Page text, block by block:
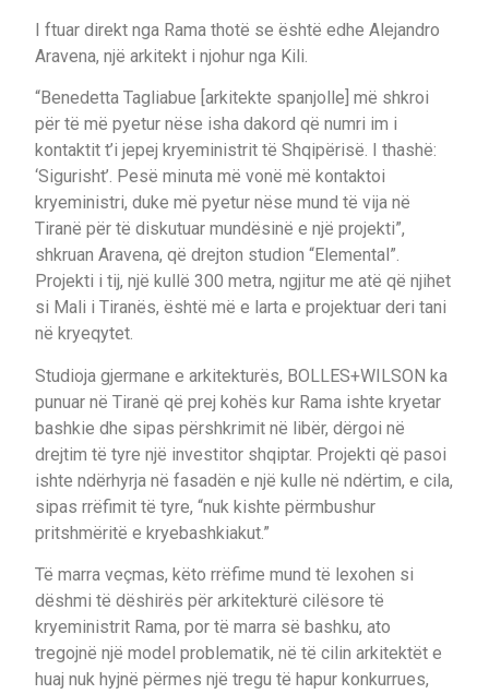
I ftuar direkt nga Rama thotë se është edhe Alejandro
Aravena, një arkitekt i njohur nga Kili.
“Benedetta Tagliabue [arkitekte spanjolle] më shkroi
për të më pyetur nëse isha dakord që numri im i
kontaktit t’i jepej kryeministrit të Shqipërisë. I thashë:
‘Sigurisht’. Pesë minuta më vonë më kontaktoi
kryeministri, duke më pyetur nëse mund të vija në
Tiranë për të diskutuar mundësinë e një projekti”,
shkruan Aravena, që drejton studion “Elemental”.
Projekti i tij, një kullë 300 metra, ngjitur me atë që njihet
si Mali i Tiranës, është më e larta e projektuar deri tani
në kryeqytet.
Studioja gjermane e arkitekturës, BOLLES+WILSON ka
punuar në Tiranë që prej kohës kur Rama ishte kryetar
bashkie dhe sipas përshkrimit në libër, dërgoi në
drejtim të tyre një investitor shqiptar. Projekti që pasoi
ishte ndërhyrja në fasadën e një kulle në ndërtim, e cila,
sipas rrëfimit të tyre, “nuk kishte përmbushur
pritshmëritë e kryebashkiakut.”
Të marra veçmas, këto rrëfime mund të lexohen si
dëshmi të dëshirës për arkitekturë cilësore të
kryeministrit Rama, por të marra së bashku, ato
tregojnë një model problematik, në të cilin arkitektët e
huaj nuk hyjnë përmes një tregu të hapur konkurrues,